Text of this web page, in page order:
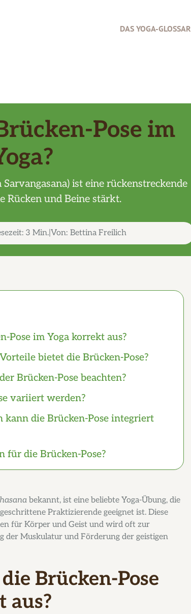
DAS YOGA-GLOSSAR
Pose im
ist eine rückenstreckende
Rücken und Beine stärkt.
3 Min. Von: Bettina Freilich
Pose im Yoga korrekt aus?
bietet die Brücken-Pose?
Brücken-Pose beachten?
variiert werden?
kann die Brücken-Pose integriert
für die Brücken-Pose?
bekannt, ist eine beliebte Yoga-Übung, die
Praktizierende geeignet ist. Diese
für Körper und Geist und wird oft zur
der Muskulatur und Förderung der geistigen
Brücken-Pose
aus?